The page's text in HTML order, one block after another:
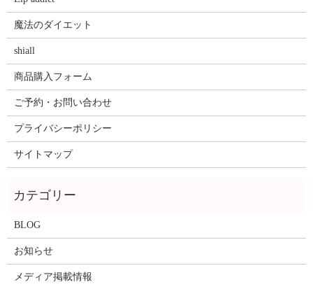
魔法のダイエット
shiall
商品購入フォーム
ご予約・お問い合わせ
プライバシーポリシー
サイトマップ
BLOG
お知らせ
メディア掲載情報